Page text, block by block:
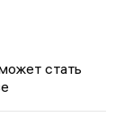
стать